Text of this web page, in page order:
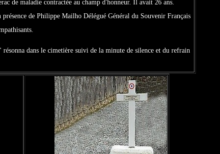
de maladie contractée au champ d'honneur. Il avait 26 ans.
de Philippe Mailho Délégué Général du Souvenir Français
dans le cimetière suivi de la minute de silence et du refrain